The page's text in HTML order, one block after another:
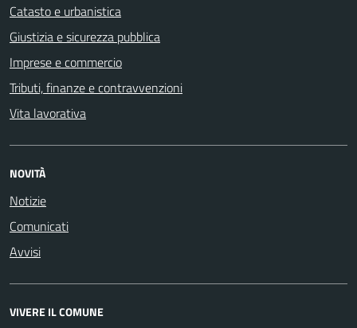
Catasto e urbanistica
Giustizia e sicurezza pubblica
Imprese e commercio
Tributi, finanze e contravvenzioni
Vita lavorativa
NOVITÀ
Notizie
Comunicati
Avvisi
VIVERE IL COMUNE